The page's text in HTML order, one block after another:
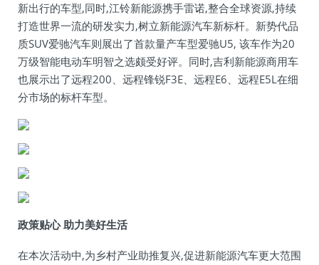
新出行的车型,同时,江铃新能源携手雷诺,整合全球资源,持续
打造世界一流的研发实力,树立新能源汽车新标杆。新势代品
质SUV爱驰汽车则展出了首款量产车型爱驰U5, 该车作为20
万级智能电动车明智之选颇受好评。同时,吉利新能源商用车
也展示出了远程200、远程锋锐F3E、远程E6、远程E5L在细
分市场的标杆车型。
政策贴心 助力美好生活
在本次活动中,为乡村产业助推复兴,促进新能源汽车更大范围